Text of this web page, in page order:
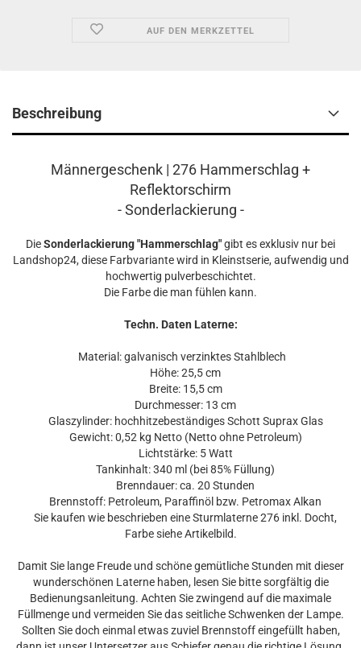
AUF DEN MERKZETTEL
Beschreibung
Männergeschenk | 276 Hammerschlag +
Reflektorschirm
- Sonderlackierung -
DieSonderlackierung "Hammerschlag"gibt es exklusiv nur bei
Landshop24, diese Farbvariante wird in Kleinstserie, aufwendig und
hochwertig pulverbeschichtet.
Die Farbe die man fühlen kann.
Techn. Daten Laterne:
Material: galvanisch verzinktes Stahlblech
Höhe: 25,5 cm
Breite: 15,5 cm
Durchmesser: 13 cm
Glaszylinder: hochhitzebeständiges Schott Suprax Glas
Gewicht: 0,52 kg Netto (Netto ohne Petroleum)
Lichtstärke: 5 Watt
Tankinhalt: 340 ml (bei 85% Füllung)
Brenndauer: ca. 20 Stunden
Brennstoff: Petroleum, Paraffinöl bzw. Petromax Alkan
Sie kaufen wie beschrieben eine Sturmlaterne 276 inkl. Docht,
Farbe siehe Artikelbild.
Damit Sie lange Freude und schöne gemütliche Stunden mit dieser
wunderschönen Laterne haben, lesen Sie bitte sorgfältig die
Bedienungsanleitung. Achten Sie zwingend auf die maximale
Füllmenge und vermeiden Sie das seitliche Schwenken der Lampe.
Sollten Sie doch einmal etwas zuviel Brennstoff eingefüllt haben,